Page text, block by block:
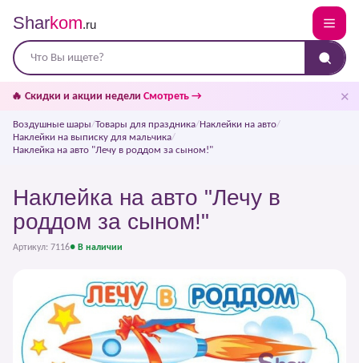
Sharkom.ru
🔥 Скидки и акции недели Смотреть → ✕
Воздушные шары/Товары для праздника/Наклейки на авто/
Наклейки на выписку для мальчика/
Наклейка на авто "Лечу в роддом за сыном!"
Наклейка на авто "Лечу в
роддом за сыном!"
Артикул: 7116● В наличии